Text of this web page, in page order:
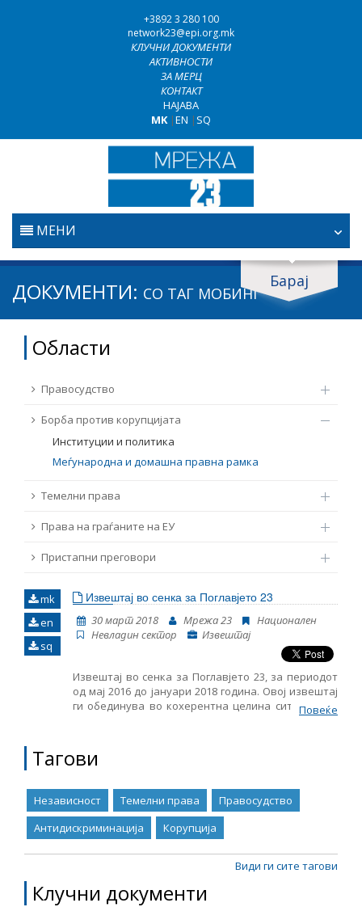
+3892 3 280 100
network23@epi.org.mk
КЛУЧНИ ДОКУМЕНТИ
АКТИВНОСТИ
ЗА МЕРЦ
КОНТАКТ
НАЈАВА
MK|EN | SQ
МЕНИ
ПОЧЕТНА
ПРАВОСУДСТВО
БОРБА ПРОТИВ КОРУПЦИЈАТА
ТЕМЕЛНИ ПРАВА
ПРАВА НА ГРАЃАНИТЕ НА ЕУ
ПРИСТАПНИ ПРЕГОВОРИ
Барај
Барај документи
Област / подрачје
Под-извор
Тип
Од Мрежа 23
Датум на објавување
Име, опис или клучен збор
ДОКУМЕНТИ: СО ТАГ МОБИНГ
Области
Правосудство
Борба против корупцијата
Институции и политика
Меѓународна и домашна правна рамка
Темелни права
Права на граѓаните на ЕУ
Пристапни преговори
mk
en
sq
Извештај во сенка за Поглавјето 23
30 март 2018 Мрежа 23
Национален
Невладин сектор
Извештај
Извештај во сенка за Поглавјето 23, за периодот
од мај 2016 до јануари 2018 година. Овој извештај
ги обединува во кохерентна целина сите наоди,
заклучоци и препораки кои произлегоа од
корупција и темелни права. Ова е трет Извештај
му претходи на новиот Извештај за напредокот
на Република Македонија кој се очекува да биде
објавен од страна на Европската комисија во
средината на април. Извештајот е подготвен во
рамките на проектот „Мрежа 23+“, финансиран од
Повеќе
Тагови
Независност Темелни права
Правосудство
Антидискриминација
Корупција
Види ги сите тагови
Клучни документи